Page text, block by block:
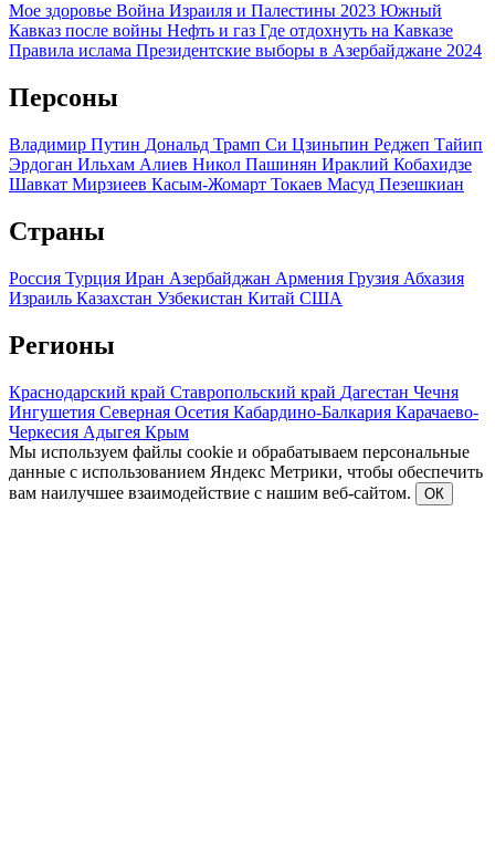
Мое здоровье Война Израиля и Палестины 2023 Южный
Кавказ после войны Нефть и газ Где отдохнуть на Кавказе
Правила ислама Президентские выборы в Азербайджане 2024
Персоны
Владимир Путин Дональд Трамп Си Цзиньпин Реджеп Тайип
Эрдоган Ильхам Алиев Никол Пашинян Ираклий Кобахидзе
Шавкат Мирзиеев Касым-Жомарт Токаев Масуд Пезешкиан
Страны
Россия Турция Иран Азербайджан Армения Грузия Абхазия
Израиль Казахстан Узбекистан Китай США
Регионы
Краснодарский край Ставропольский край Дагестан Чечня
Ингушетия Северная Осетия Кабардино-Балкария Карачаево-
Черкесия Адыгея Крым
Мы используем файлы cookie и обрабатываем персональные
данные с использованием Яндекс Метрики, чтобы обеспечить
вам наилучшее взаимодействие с нашим веб-сайтом.
ОК